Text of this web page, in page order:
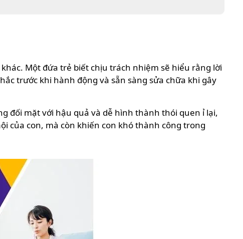
Một đứa trẻ biết chịu trách nhiệm sẽ hiểu rằng lời
trước khi hành động và sẵn sàng sửa chữa khi gây
đối mặt với hậu quả và dễ hình thành thói quen ỉ lại,
của con, mà còn khiến con khó thành công trong